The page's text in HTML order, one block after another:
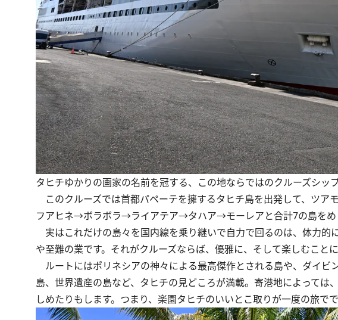
タヒチゆかりの画家の名前を冠する、この地ならではのクルーズシップ
このクルーズでは首都パペーテを擁するタヒチ島を出発して、ツ
フアヒネ→ボラボラ→ライアテア→タハア→モーレアと合計7の島をめ
実はこれだけの島々を国内線を乗り継いで自力で回るのは、体力的
や至難の業です。それがクルーズならば、優雅に、そして楽しむこと
ルートにはポリネシアの神々による最高傑作とされる島や、ダイビ
島、世界遺産の島など、タヒチの見どころが満載。寄港地によって
しめたりもします。つまり、楽園タヒチのいいとこ取りが一度の旅でで